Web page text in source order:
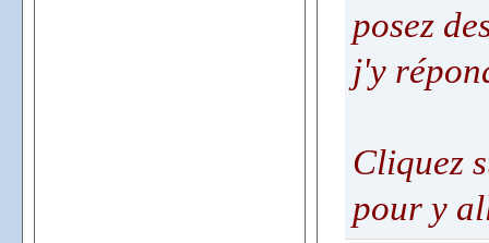
posez
j'y
Cliquez
pour y